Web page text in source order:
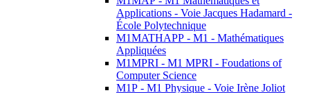
Applications - Voie Jacques Hadamard -
École Polytechnique
M1MATHAPP - M1 - Mathématiques
Appliquées
M1MPRI - M1 MPRI - Foudations of
Computer Science
M1P - M1 Physique - Voie Irène Joliot